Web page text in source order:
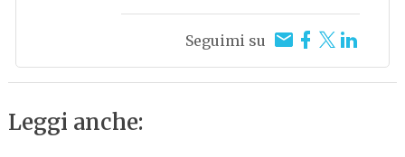
Seguimi su
Leggi anche: